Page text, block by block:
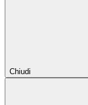
Chiudi